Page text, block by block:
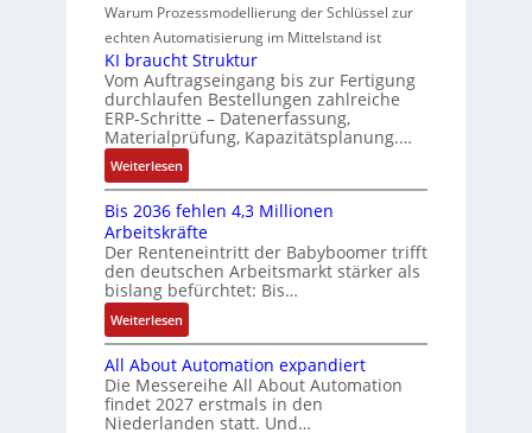
c
h
u
n
g
e
s
s
u
n
g
n
d
Z
u
s
a
n
d
s
i
n
F
a
n
u
c
C
N
C
-
S
y
s
t
e
m
r
u
n
g
b
e
s
t
ä
t
i
g
t
R
e
i
f
ü
r
m
u
l
v
a
r
i
a
l
e
S
t
e
a
h
t
l
o
s
e
I
n
t
e
g
r
a
t
i
o
n
v
Warum Prozessmodellierung der Schlüssel zur
echten Automatisierung im Mittelstand ist
KI braucht Struktur
Vom Auftragseingang bis zur Fertigung
durchlaufen Bestellungen zahlreiche
ERP-Schritte – Datenerfassung,
Materialprüfung, Kapazitätsplanung.…
Weiterlesen:
K
I
b
r
a
u
c
h
t
S
t
Bis 2036 fehlen 4,3 Millionen
Arbeitskräfte
Der Renteneintritt der Babyboomer trifft
den deutschen Arbeitsmarkt stärker als
bislang befürchtet: Bis…
Weiterlesen:
B
i
s
2
All About Automation expandiert
Die Messereihe All About Automation
findet 2027 erstmals in den
Niederlanden statt. Und…